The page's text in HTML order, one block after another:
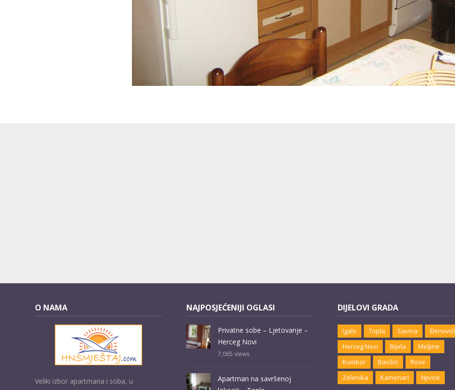
O NAMA
Veliki izbor apartmana i soba, u
NAJPOSJEĆENIJI OGLASI
Privatne sobe – Ljetovanje –
Herceg Novi
7,065 views
Apartman na savršenoj
DIJELOVI GRADA
Igalo Topla Savina
Đenovići
Herceg Novi
Bijela
Meljine
Kumbor
Baošići
Rose
Zelenika
Kamenari Njivice